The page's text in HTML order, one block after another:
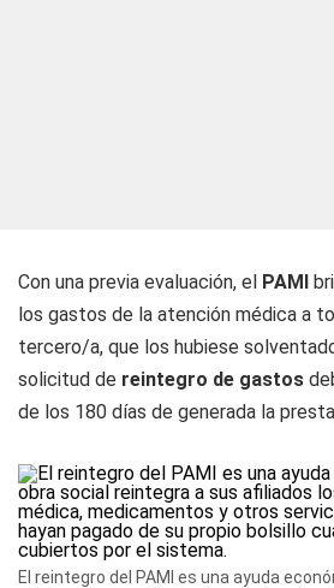
Con una previa evaluación, el PAMI
los gastos de la atención médica a
tercero/a, que los hubiese
solicitud de reintegro de gastos
de los 180 días de generada la
El reintegro del PAMI es una ayuda